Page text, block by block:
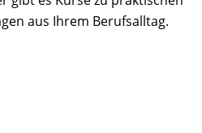
aus Ihrem Berufsalltag.